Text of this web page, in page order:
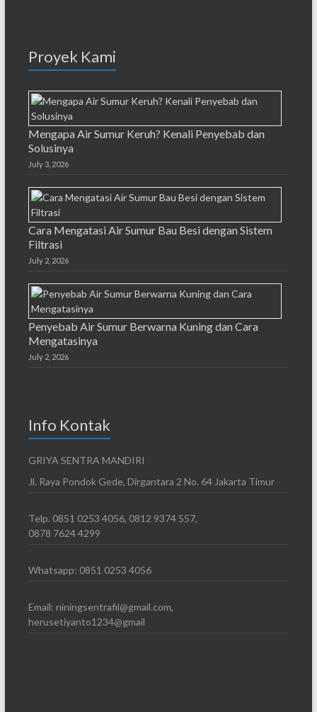
Proyek Kami
Mengapa Air Sumur Keruh? Kenali Penyebab dan
Solusinya
July 3, 2026
Cara Mengatasi Air Sumur Bau Besi dengan Sistem
Filtrasi
July 2, 2026
Penyebab Air Sumur Berwarna Kuning dan Cara
Mengatasinya
July 2, 2026
Info Kontak
GRIYA SENTRA MANDIRI
Jl. Raya Pondok Gede, Dirgantara 2 No. 64 Jakarta Timur
Telp. 0851 0253 4056, 0812 9374 557,
0878 7624 4299
Whatsapp: 0851 0253 4056
Email: niningsentrafil@gmail.com,
herusetiyanto1234@gmail